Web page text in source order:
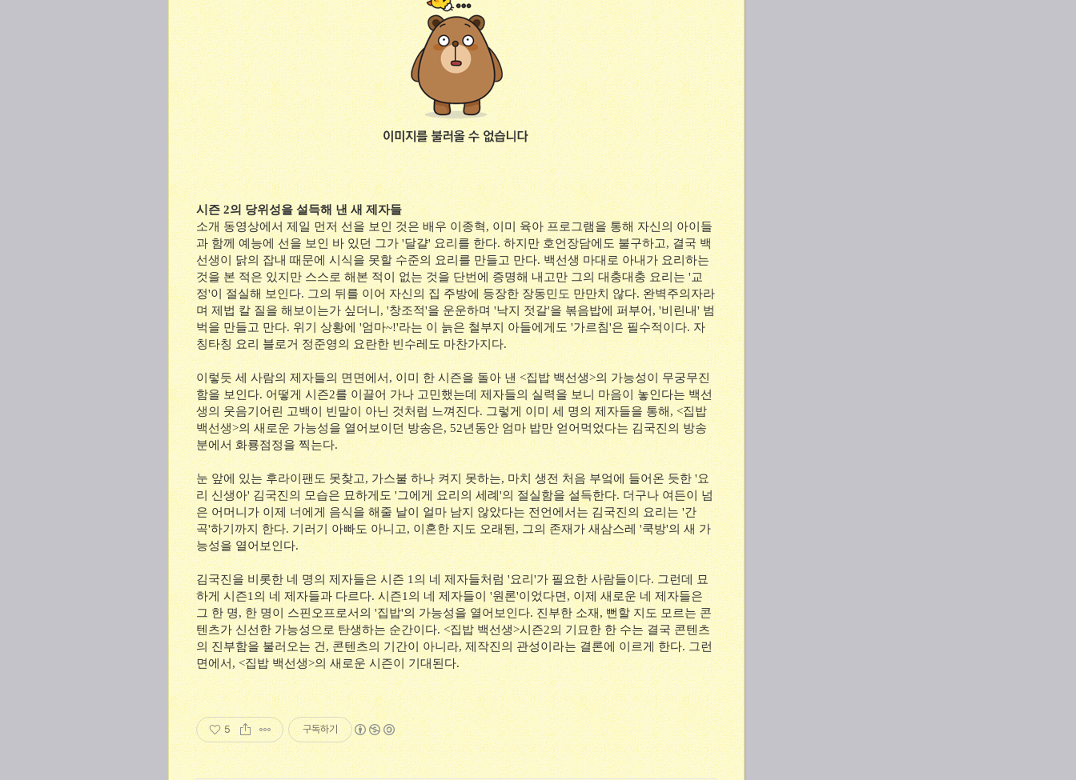
시즌 2의 당위성을 설득해 낸 새 제자들
소개 동영상에서 제일 먼저 선을 보인 것은 배우 이종혁, 이미 육아 프로그램을 통해 자신의 아이들
과 함께 예능에 선을 보인 바 있던 그가 '달걀' 요리를 한다. 하지만 호언장담에도 불구하고, 결국 백
선생이 닭의 잡내 때문에 시식을 못할 수준의 요리를 만들고 만다. 백선생 마대로 아내가 요리하는
것을 본 적은 있지만 스스로 해본 적이 없는 것을 단번에 증명해 내고만 그의 대충대충 요리는 '교
정'이 절실해 보인다. 그의 뒤를 이어 자신의 집 주방에 등장한 장동민도 만만치 않다. 완벽주의자라
며 제법 칼 질을 해보이는가 싶더니, '창조적'을 운운하며 '낙지 젓갈'을 볶음밥에 퍼부어, '비린내' 범
벅을 만들고 만다. 위기 상황에 '엄마~!'라는 이 늙은 철부지 아들에게도 '가르침'은 필수적이다. 자
칭타칭 요리 블로거 정준영의 요란한 빈수레도 마찬가지다.
이렇듯 세 사람의 제자들의 면면에서, 이미 한 시즌을 돌아 낸 <집밥 백선생>의 가능성이 무궁무진
함을 보인다. 어떻게 시즌2를 이끌어 가나 고민했는데 제자들의 실력을 보니 마음이 놓인다는 백선
생의 웃음기어린 고백이 빈말이 아닌 것처럼 느껴진다. 그렇게 이미 세 명의 제자들을 통해, <집밥
백선생>의 새로운 가능성을 열어보이던 방송은, 52년동안 엄마 밥만 얻어먹었다는 김국진의 방송
분에서 화룡점정을 찍는다.
눈 앞에 있는 후라이팬도 못찾고, 가스불 하나 켜지 못하는, 마치 생전 처음 부엌에 들어온 듯한 '요
리 신생아' 김국진의 모습은 묘하게도 '그에게 요리의 세례'의 절실함을 설득한다. 더구나 여든이 넘
은 어머니가 이제 너에게 음식을 해줄 날이 얼마 남지 않았다는 전언에서는 김국진의 요리는 '간
곡'하기까지 한다. 기러기 아빠도 아니고, 이혼한 지도 오래된, 그의 존재가 새삼스레 '쿡방'의 새 가
능성을 열어보인다.
김국진을 비롯한 네 명의 제자들은 시즌 1의 네 제자들처럼 '요리'가 필요한 사람들이다. 그런데 묘
하게 시즌1의 네 제자들과 다르다. 시즌1의 네 제자들이 '원론'이었다면, 이제 새로운 네 제자들은
그 한 명, 한 명이 스핀오프로서의 '집밥'의 가능성을 열어보인다. 진부한 소재, 뻔할 지도 모르는 콘
텐츠가 신선한 가능성으로 탄생하는 순간이다. <집밥 백선생>시즌2의 기묘한 한 수는 결국 콘텐츠
의 진부함을 불러오는 건, 콘텐츠의 기간이 아니라, 제작진의 관성이라는 결론에 이르게 한다. 그런
면에서, <집밥 백선생>의 새로운 시즌이 기대된다.
5 구독하기